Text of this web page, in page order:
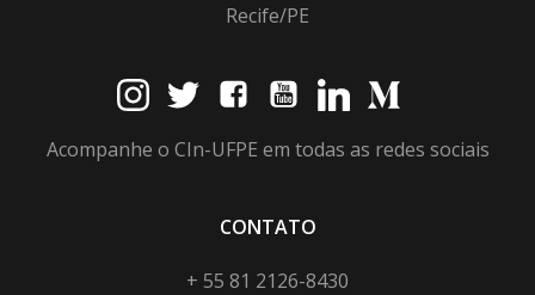
Recife/PE
Acompanhe o CIn-UFPE em todas as redes sociais
CONTATO
+ 55 81 2126-8430